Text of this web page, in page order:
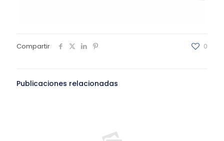
Compartir 0
Publicaciones relacionadas